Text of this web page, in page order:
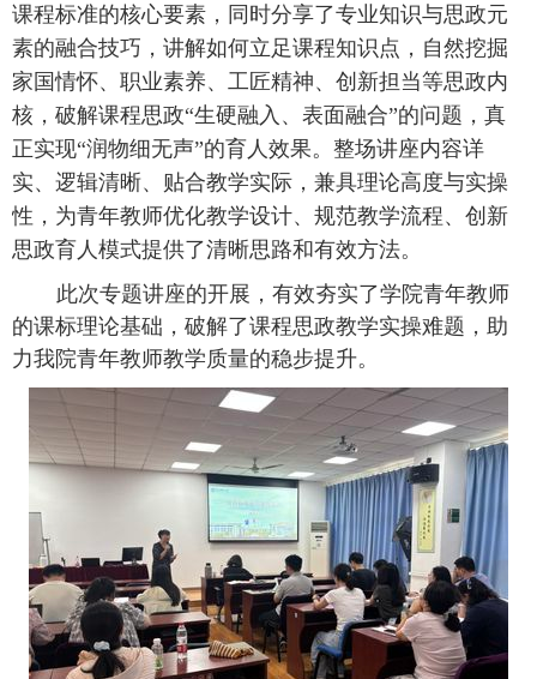
课程标准的核心要素，同时分享了专业知识与思政元
素的融合技巧，讲解如何立足课程知识点，自然挖掘
家国情怀、职业素养、工匠精神、创新担当等思政内
核，破解课程思政“生硬融入、表面融合”的问题，真
正实现“润物细无声”的育人效果。整场讲座内容详
实、逻辑清晰、贴合教学实际，兼具理论高度与实操
性，为青年教师优化教学设计、规范教学流程、创新
思政育人模式提供了清晰思路和有效方法。
此次专题讲座的开展，有效夯实了学院青年教师
的课标理论基础，破解了课程思政教学实操难题，助
力我院青年教师教学质量的稳步提升。